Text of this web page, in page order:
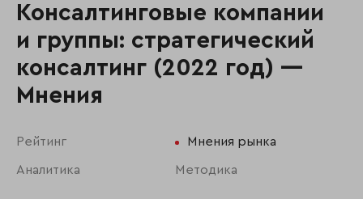
Консалтинговые компании
и группы: стратегический
консалтинг (2022 год) —
Мнения
Рейтинг Мнения рынка
Аналитика Методика